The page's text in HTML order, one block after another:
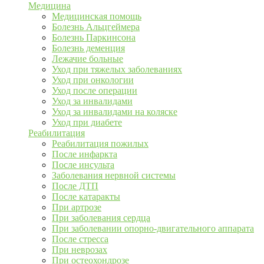
Медицина
Медицинская помощь
Болезнь Альцгеймера
Болезнь Паркинсона
Болезнь деменция
Лежачие больные
Уход при тяжелых заболеваниях
Уход при онкологии
Уход после операции
Уход за инвалидами
Уход за инвалидами на коляске
Уход при диабете
Реабилитация
Реабилитация пожилых
После инфаркта
После инсульта
Заболевания нервной системы
После ДТП
После катаракты
При артрозе
При заболевания сердца
При заболевании опорно-двигательного аппарата
После стресса
При неврозах
При остеохондрозе